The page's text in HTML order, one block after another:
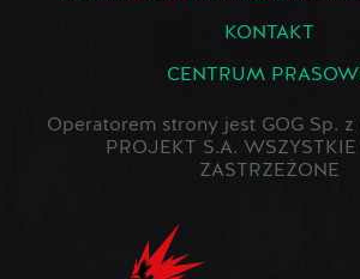
KONTAKT
CENTRUM
Operatorem strony jest GOG Sp. z
PROJEKT S.A. WSZYSTKIE
ZASTRZEŻONE